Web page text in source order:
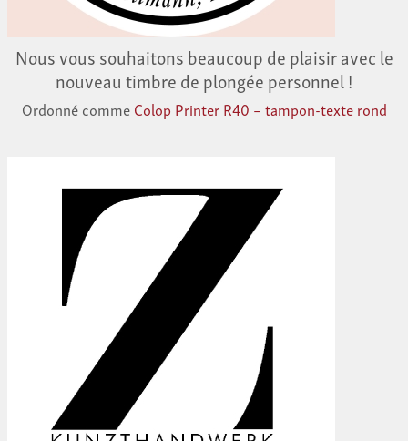
Nous vous souhaitons beaucoup de plaisir avec le
nouveau timbre de plongée personnel !
Ordonné commeColop Printer R40 – tampon-texte rond